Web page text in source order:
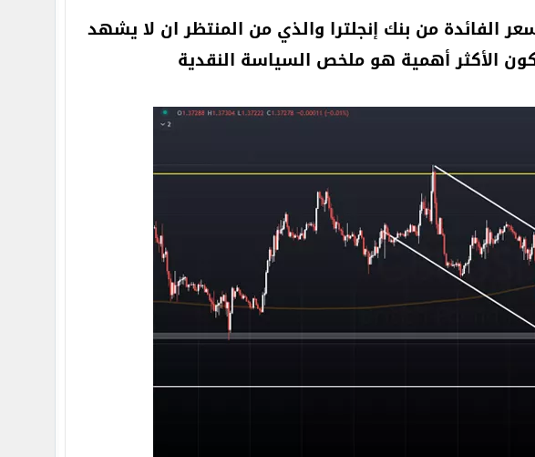
الفائدة من بنك إنجلترا والذي من المنتظر ان لا يشهد
الأكثر أهمية هو ملخص السياسة النقدية